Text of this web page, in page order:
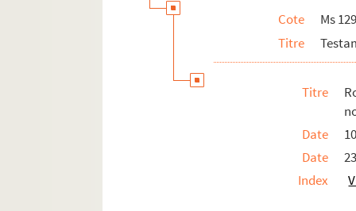
Cote
Ms
Titre
Titre
Date
Date
Index